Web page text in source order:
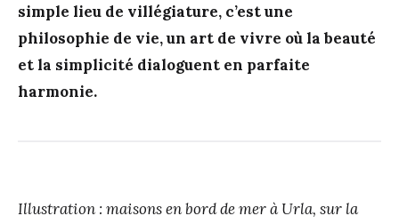
simple lieu de villégiature, c’est une
philosophie de vie, un art de vivre où la beauté
et la simplicité dialoguent en parfaite
harmonie.
Illustration : maisons en bord de mer à Urla, sur la